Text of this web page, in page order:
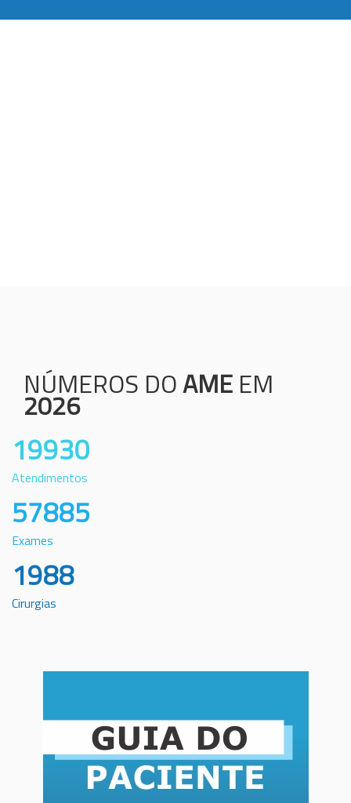
NÚMEROS DOAME EM
2026
19930
Atendimentos
57885
Exames
1988
Cirurgias